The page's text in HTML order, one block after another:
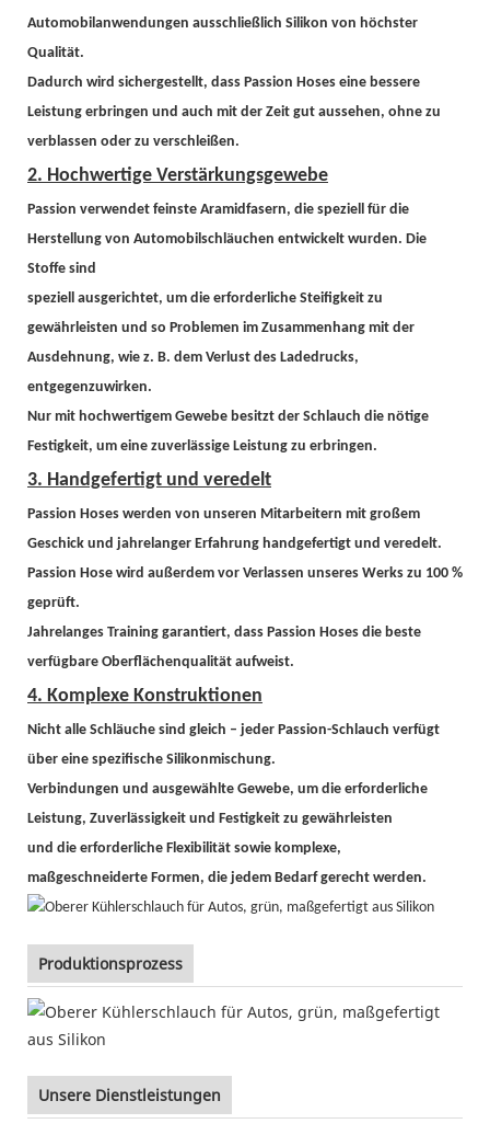
Automobilanwendungen ausschließlich Silikon von höchster
Qualität.
Dadurch wird sichergestellt, dass Passion Hoses eine bessere
Leistung erbringen und auch mit der Zeit gut aussehen, ohne zu
verblassen oder zu verschleißen.
2. Hochwertige Verstärkungsgewebe
Passion verwendet feinste Aramidfasern, die speziell für die
Herstellung von Automobilschläuchen entwickelt wurden. Die
Stoffe sind
speziell ausgerichtet, um die erforderliche Steifigkeit zu
gewährleisten und so Problemen im Zusammenhang mit der
Ausdehnung, wie z. B. dem Verlust des Ladedrucks,
entgegenzuwirken.
Nur mit hochwertigem Gewebe besitzt der Schlauch die nötige
Festigkeit, um eine zuverlässige Leistung zu erbringen.
3. Handgefertigt und veredelt
Passion Hoses werden von unseren Mitarbeitern mit großem
Geschick und jahrelanger Erfahrung handgefertigt und veredelt.
Passion Hose wird außerdem vor Verlassen unseres Werks zu 100 %
geprüft.
Jahrelanges Training garantiert, dass Passion Hoses die beste
verfügbare Oberflächenqualität aufweist.
4. Komplexe Konstruktionen
Nicht alle Schläuche sind gleich – jeder Passion-Schlauch verfügt
über eine spezifische Silikonmischung.
Verbindungen und ausgewählte Gewebe, um die erforderliche
Leistung, Zuverlässigkeit und Festigkeit zu gewährleisten
und die erforderliche Flexibilität sowie komplexe,
maßgeschneiderte Formen, die jedem Bedarf gerecht werden.
Produktionsprozess
Unsere Dienstleistungen